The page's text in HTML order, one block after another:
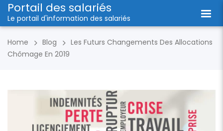
Portail des salariés
Le portail d'information des salariés
Home Blog
Les Futurs Changements Des Allocations
Chômage En 2019